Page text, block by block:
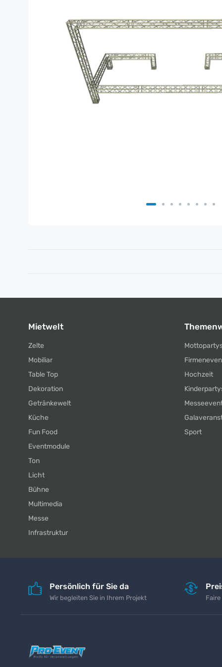
Mietwelt
Zelte
Mobiliar
Table Top
Dekoration
Getränkewelt
Küche
Fun Food
Eventmodule
Ton
Licht
Bühne
Multimedia
Messe
Infrastruktur
Hochzeit
Sport
Persönlich für Sie da
Wir begleiten Sie in Ihrem Projekt